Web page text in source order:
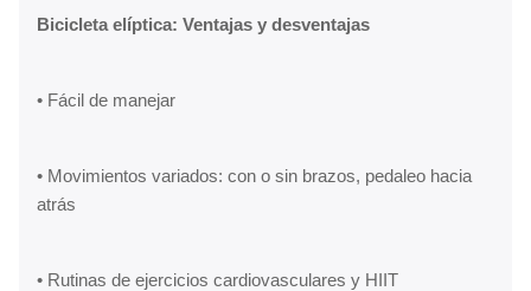
Bicicleta elíptica: Ventajas y desventajas
• Fácil de manejar
• Movimientos variados: con o sin brazos, pedaleo hacia
atrás
• Rutinas de ejercicios cardiovasculares y HIIT